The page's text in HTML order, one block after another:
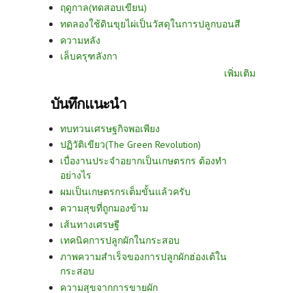
ฤดูกาล(ทดสอบเขียน)
ทดลองใช้ดินขุยไผ่เป็นวัสดุในการปลูกบอนสี
ความหลัง
เล็บครุฑลังกา
เพิ่มเติม
บันทึกแนะนำ
ทบทวนเศรษฐกิจพอเพียง
ปฏิวัติเขียว(The Green Revolution)
เบื่องานประจำอยากเป็นเกษตรกร ต้องทำ
อย่างไร
ผมเป็นเกษตรกรเต็มขั้นแล้วครับ
ความสุขที่ถูกมองข้าม
เส้นทางเศรษฐี
เทคนิคการปลูกผักในกระสอบ
ภาพความสำเร็จของการปลูกผักฮ่องเต้ใน
กระสอบ
ความสุขจากการขายผัก